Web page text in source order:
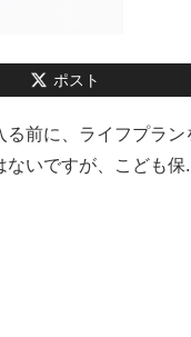
ポスト
前に、ライフプラン
いですが、こども保